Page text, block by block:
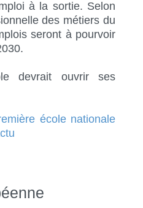
à la sortie. Selon
des métiers du
seront à pourvoir
devrait ouvrir ses
école nationale